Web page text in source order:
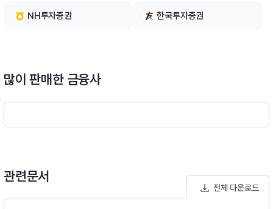
NH투자증권 한국투자증권
많이 판매한 금융사
관련문서
전체 다운로드